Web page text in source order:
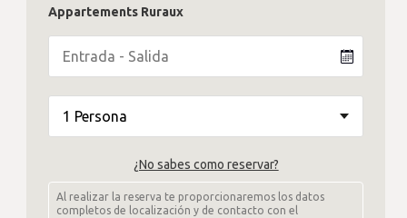
Appartements Ruraux
¿No sabes como reservar?
Al realizar la reserva te proporcionaremos los datos
completos de localización y de contacto con el